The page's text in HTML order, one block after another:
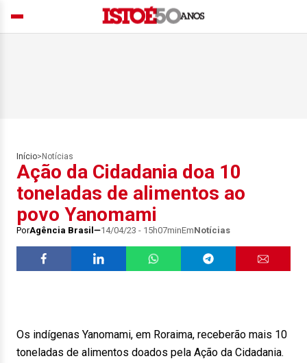
Início> Notícias
Ação da Cidadania doa 10
toneladas de alimentos ao
povo Yanomami
PorAgência Brasil 14/04/23 - 15h07minEmNotícias
Os indígenas Yanomami, em Roraima, receberão mais 10
toneladas de alimentos doados pela Ação da Cidadania.